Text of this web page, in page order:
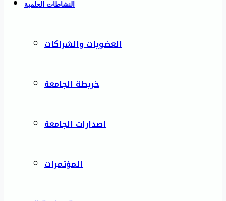
النشاطات العلمية
العضويات والشراكات
خريطة الجامعة
اصدارات الجامعة
المؤتمرات